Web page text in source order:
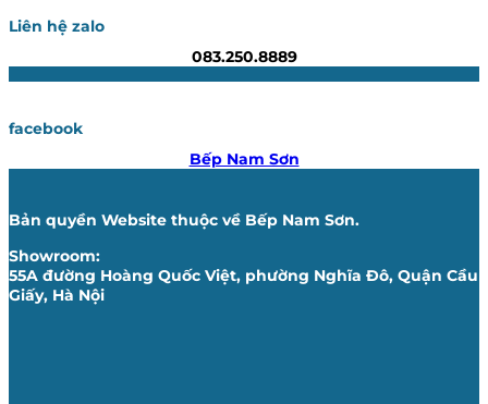
Liên hệ zalo
083.250.8889
facebook
Bếp Nam Sơn
Bản quyền Website thuộc về Bếp Nam Sơn.
Showroom:
55A đường Hoàng Quốc Việt, phường Nghĩa Đô, Quận Cầu
Giấy, Hà Nội